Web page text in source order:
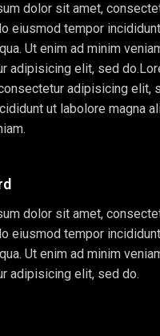
dolor sit amet,
eiusmod tempor
Ut enim ad minim
adipisicing elit, sed
adipisicing elit,
ut labolore magna
dolor sit amet,
eiusmod tempor
Ut enim ad minim
adipisicing elit, sed do.